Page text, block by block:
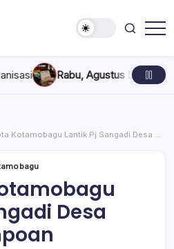
Rabu, Agustus 5, 2026 , 11:44 AM
Lantik Pj Sangadi Desa Moyag Tampoan
Desa